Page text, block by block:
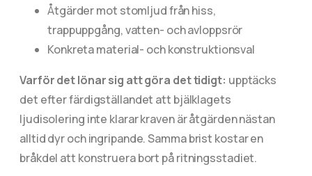
Åtgärder mot stomljud från hiss,
trappuppgång, vatten- och avloppsrör
Konkreta material- och konstruktionsval
Varför det lönar sig att göra det tidigt: upptäcks
det efter färdigställandet att bjälklagets
ljudisolering inte klarar kraven är åtgärden nästan
alltid dyr och ingripande. Samma brist kostar en
bråkdel att konstruera bort på ritningsstadiet.